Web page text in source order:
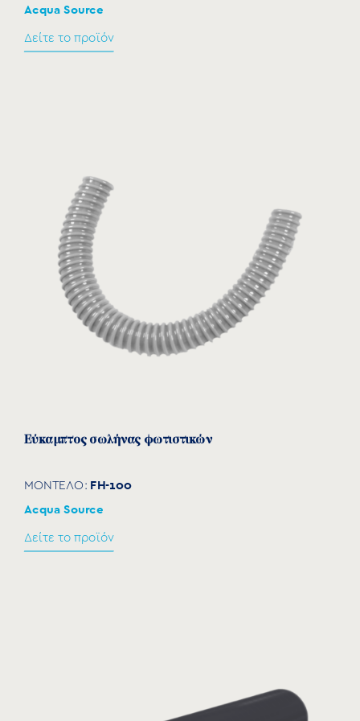
Acqua Source
Δείτε το προϊόν
Εύκαμπτος σωλήνας φωτιστικών
ΜΟΝΤΕΛΟ: FH-100
Acqua Source
Δείτε το προϊόν